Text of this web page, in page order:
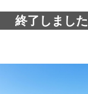
終了しました